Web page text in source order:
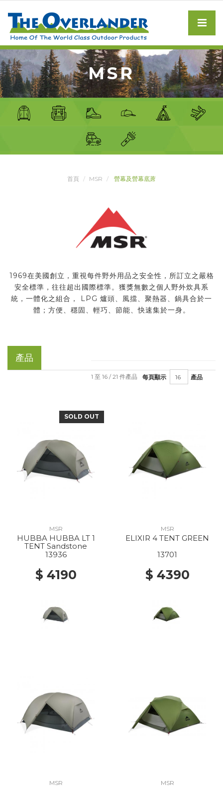
MSR
首頁 MSR 營幕及營幕底蓆
1969在美國創立，重視每件野外用品之安全性，所訂立之嚴格
安全標準，往往超出國際標準。獲獎無數之個人野外炊具系
統，一體化之組合， LPG 爐頭、風擋、聚熱器、鍋具合於一
體；方便、穩固、輕巧、節能、快速集於一身。
產品
每頁顯示 產品
1 至 16 / 21 件產品
SOLD OUT
MSR
HUBBA HUBBA LT 1
TENT Sandstone
13936
$ 4190
MSR
ELIXIR 4 TENT GREEN
13701
$ 4390
MSR MSR